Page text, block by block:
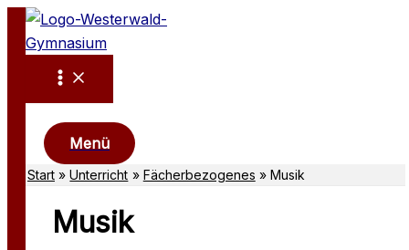
Zum
Inhalt
springen
Menü
Start Unterricht Fächerbezogenes Musik
Musik